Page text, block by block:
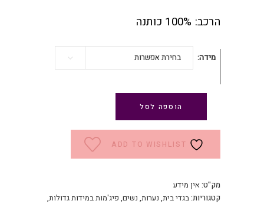
הרכב: 100% כותנה
מידה בחירת אפשרות
הוספה לסל
ADD TO WISHLIST
מק"ט: אין מידע
קטגוריות:בגדי בית, נערות, נשים, פיג'מות במידות גדולות,